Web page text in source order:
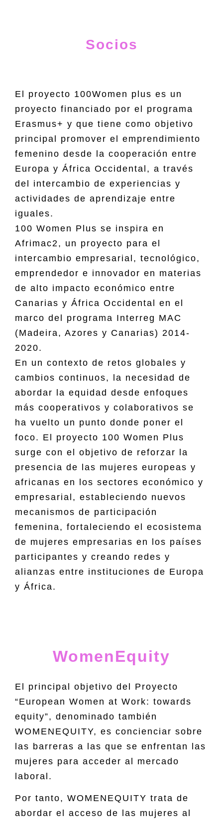
Socios
El proyecto 100Women plus es un
proyecto financiado por el programa
Erasmus+ y que tiene como objetivo
principal promover el emprendimiento
femenino desde la cooperación entre
Europa y África Occidental, a través
del intercambio de experiencias y
actividades de aprendizaje entre
iguales.
100 Women Plus se inspira en
Afrimac2, un proyecto para el
intercambio empresarial, tecnológico,
emprendedor e innovador en materias
de alto impacto económico entre
Canarias y África Occidental en el
marco del programa Interreg MAC
(Madeira, Azores y Canarias) 2014-
2020.
En un contexto de retos globales y
cambios continuos, la necesidad de
abordar la equidad desde enfoques
más cooperativos y colaborativos se
ha vuelto un punto donde poner el
foco. El proyecto 100 Women Plus
surge con el objetivo de reforzar la
presencia de las mujeres europeas y
africanas en los sectores económico y
empresarial, estableciendo nuevos
mecanismos de participación
femenina, fortaleciendo el ecosistema
de mujeres empresarias en los países
participantes y creando redes y
alianzas entre instituciones de Europa
y África.
WomenEquity
El principal objetivo del Proyecto
“European Women at Work: towards
equity”, denominado también
WOMENEQUITY, es concienciar sobre
las barreras a las que se enfrentan las
mujeres para acceder al mercado
laboral.
Por tanto, WOMENEQUITY trata de
abordar el acceso de las mujeres al